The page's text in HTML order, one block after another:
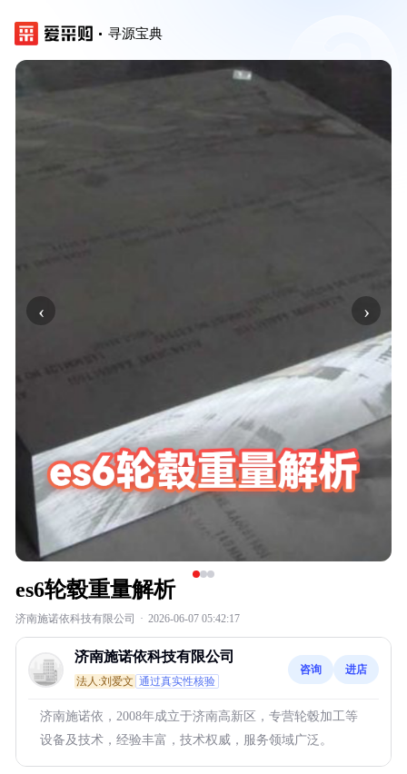
寻源宝典
‹ ›
es6轮毂重量解析
济南施诺依科技有限公司 · 2026-06-07 05:42:17
济南施诺依科技有限公司
法人:刘爱文 通过真实性核验
咨询 进店
济南施诺依，2008年成立于济南高新区，专营轮毂加工等
设备及技术，经验丰富，技术权威，服务领域广泛。